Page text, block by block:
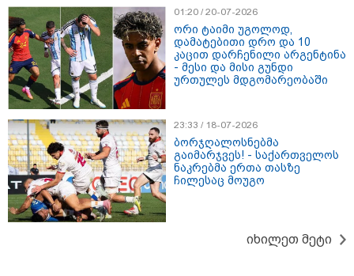
მნიშვნელოვანი ინფორმაცია
01:20 / 20-07-2026
ორი ტაიმი უგოლოდ,
დამატებითი დრო და 10
კაცით დარჩენილი არგენტინა
- მესი და მისი გუნდი
ურთულეს მდგომარეობაში
23:33 / 18-07-2026
ბორჯღალოსნებმა
გაიმარჯვეს! - საქართველოს
ნაკრებმა ერთა თასზე
ჩილესაც მოუგო
იხილეთ მეტი